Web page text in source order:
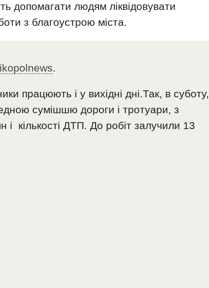
допомагати людям ліквідовувати
з благоустрою міста.
.
працюють і у вихідні дні.Так, в суботу,
сумішшю дороги і тротуари, з
кількості ДТП. До робіт залучили 13